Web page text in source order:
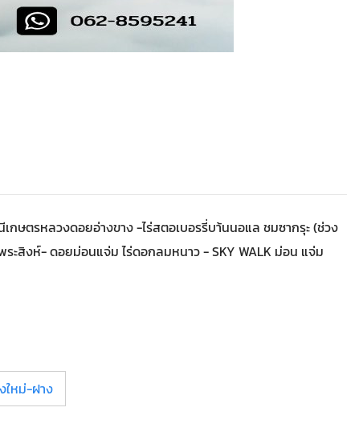
ษตรหลวงดอยอ่างขาง -ไร่สตอเบอรรี่บา้นนอแล ชมซากรุะ (ช่วง
ะสิงห์- ดอยม่อนแจ่ม ไร่ดอกลมหนาว - SKY WALK ม่อน แจ่ม
ใหม่-ฝาง